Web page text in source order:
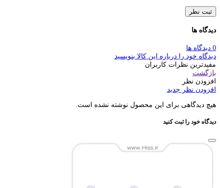
ثبت نظر
دیدگاه ها
0 دیدگاه ها
دیدگاه خود را درباره این کالا بنویسید
مفیدترین نظرات کاربران
بازگشت
افزودن نظر
افزودن نظر جدید
هیچ دیدگاهی برای این محصول نوشته نشده است.
دیدگاه خود را ثبت کنید